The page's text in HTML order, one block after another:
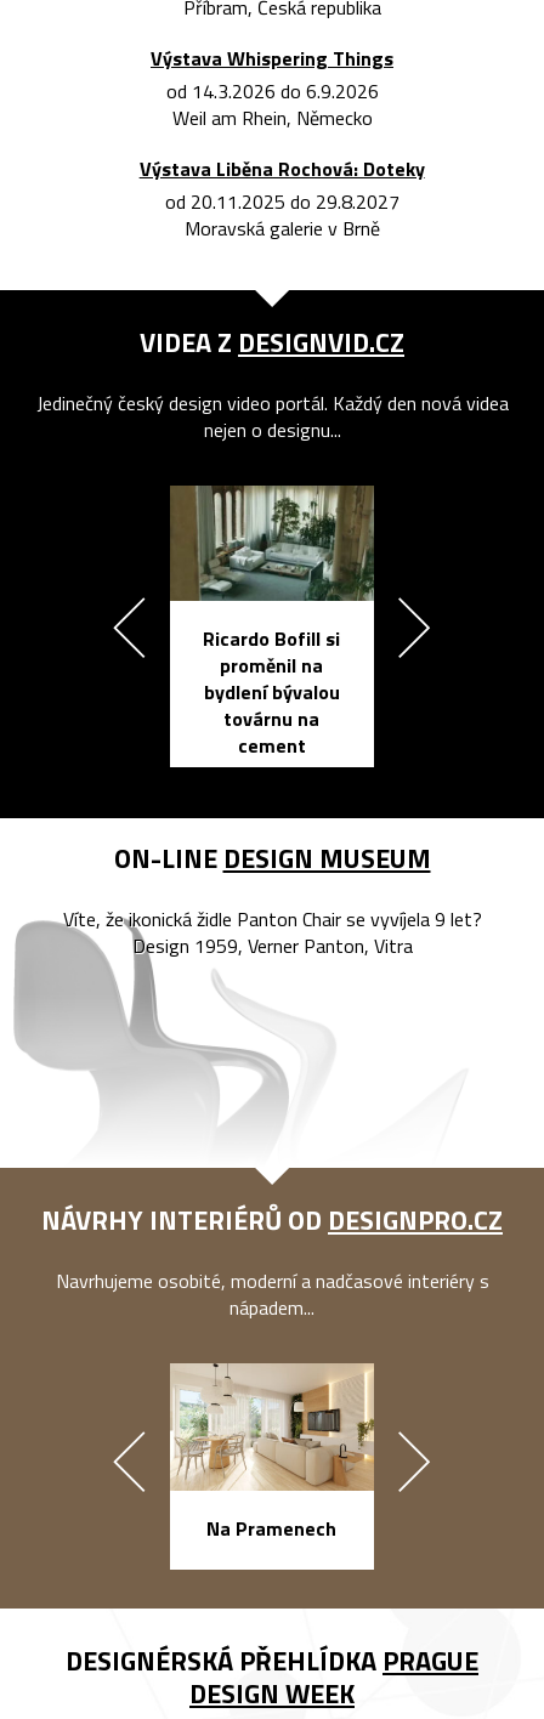
Příbram, Česká republika
Výstava Whispering Things
od 14.3.2026 do 6.9.2026
Weil am Rhein, Německo
Výstava Liběna Rochová: Doteky
od 20.11.2025 do 29.8.2027
Moravská galerie v Brně
VIDEA Z DESIGNVID.CZ
Jedinečný český design video portál. Každý den nová videa
nejen o designu...
Ricardo Bofill si
proměnil na
bydlení bývalou
továrnu na
cement
ON-LINE DESIGN MUSEUM
Víte, že ikonická židle Panton Chair se vyvíjela 9 let?
Design 1959, Verner Panton, Vitra
NÁVRHY INTERIÉRŮ OD DESIGNPRO.CZ
Navrhujeme osobité, moderní a nadčasové interiéry s
nápadem...
Na Pramenech
DESIGNÉRSKÁ PŘEHLÍDKA PRAGUE
DESIGN WEEK